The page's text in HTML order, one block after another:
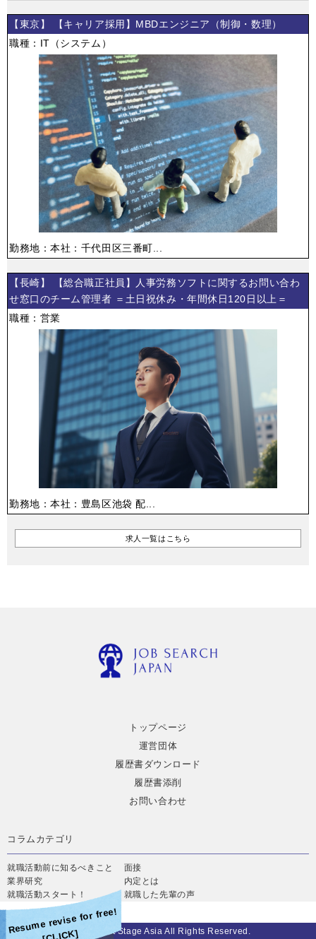
【東京】 【キャリア採用】MBDエンジニア（制御・数理）
職種：IT（システム）
勤務地：本社：千代田区三番町...
【長崎】 【総合職正社員】人事労務ソフトに関するお問い合わ
せ窓口のチーム管理者 ＝土日祝休み・年間休日120日以上＝
職種：営業
勤務地：本社：豊島区池袋 配...
求人一覧はこちら
トップページ
運営団体
履歴書ダウンロード
履歴書添削
お問い合わせ
コラムカテゴリ
就職活動前に知るべきこと
業界研究
就職活動スタート！
面接
内定とは
就職した先輩の声
©2019 Next Stage Asia All Rights Reserved.
revise for free!